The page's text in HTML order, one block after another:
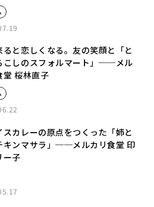
ると恋しくなる。友の笑顔と「と
こしのスフォルマート」──メル
堂 桜林直子
スカレーの原点をつくった「姉と
キンマサラ」──メルカリ食堂 印
ー子